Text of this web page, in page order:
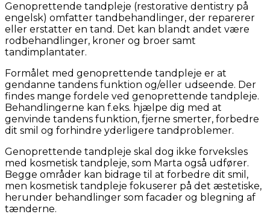
Genoprettende tandpleje (restorative dentistry på
engelsk) omfatter tandbehandlinger, der reparerer
eller erstatter en tand. Det kan blandt andet være
rodbehandlinger, kroner og broer samt
tandimplantater.
Formålet med genoprettende tandpleje er at
gendanne tandens funktion og/eller udseende. Der
findes mange fordele ved genoprettende tandpleje.
Behandlingerne kan f.eks. hjælpe dig med at
genvinde tandens funktion, fjerne smerter, forbedre
dit smil og forhindre yderligere tandproblemer.
Genoprettende tandpleje skal dog ikke forveksles
med kosmetisk tandpleje, som Marta også udfører.
Begge områder kan bidrage til at forbedre dit smil,
men kosmetisk tandpleje fokuserer på det æstetiske,
herunder behandlinger som facader og blegning af
tænderne.